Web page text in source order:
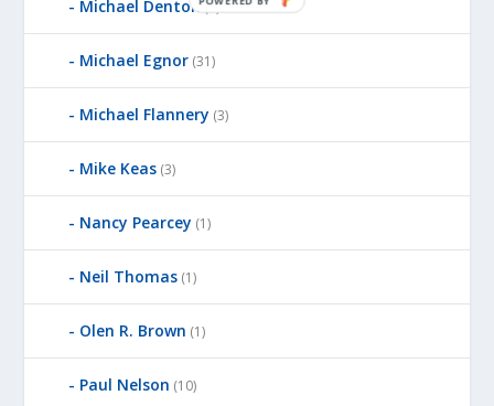
Michael Denton(9)
Michael Egnor (31)
Michael Flannery (3)
Mike Keas (3)
Nancy Pearcey (1)
Neil Thomas (1)
Olen R. Brown (1)
Paul Nelson (10)